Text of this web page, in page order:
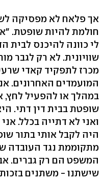
אך פלאח לא מפסיקה
חולמת להיות שופטת.
לי כוונה להיכנס לבית
שוויונית. לא רק לגבר
המועמדים האחרונים.
במהלך או להפעיל לחץ,
שופטת בבית דין דתי.
ואני לא דתייה בכלל.
היה לקבל אותי בתור
מתקוממת נגד העובדה
המשפט הם רק גברים.
שישתנו - משתנים